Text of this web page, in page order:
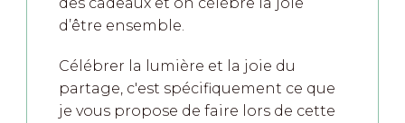
d’être ensemble.
Célébrer la lumière et la joie du
partage, c'est spécifiquement ce que
je vous propose de faire lors de cette